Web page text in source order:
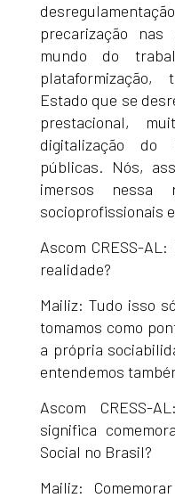
precarização
mundo do
Estado que se
prestacional,
digitalização
públicas. Nós,
imersos nessa
socioprofissionais
Ascom CRESS-
realidade?
Mailiz: Tudo isso
tomamos como
a própria
entendemos
Ascom CRESS-
significa
Social no Brasil?
Mailiz: